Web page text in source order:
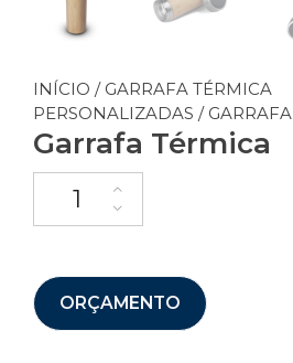
INÍCIO / GARRAFA TÉRMICA
PERSONALIZADAS /
Garrafa Térmica
ORÇAMENTO